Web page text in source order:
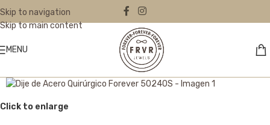
Skip to navigation
Skip to main content
MENU
Click to enlarge